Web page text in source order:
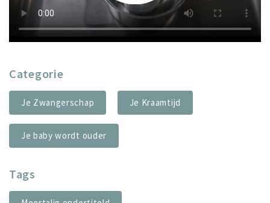
Categorie
Je Zwangerschap Je Kraamtijd
Je baby wordt ouder
Tags